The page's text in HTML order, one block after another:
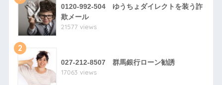
0120-992-504 ゆうちょダイレクトを装う詐
欺メール
21577 views
2
027-212-8507 群馬銀行ローン勧誘
17063 views